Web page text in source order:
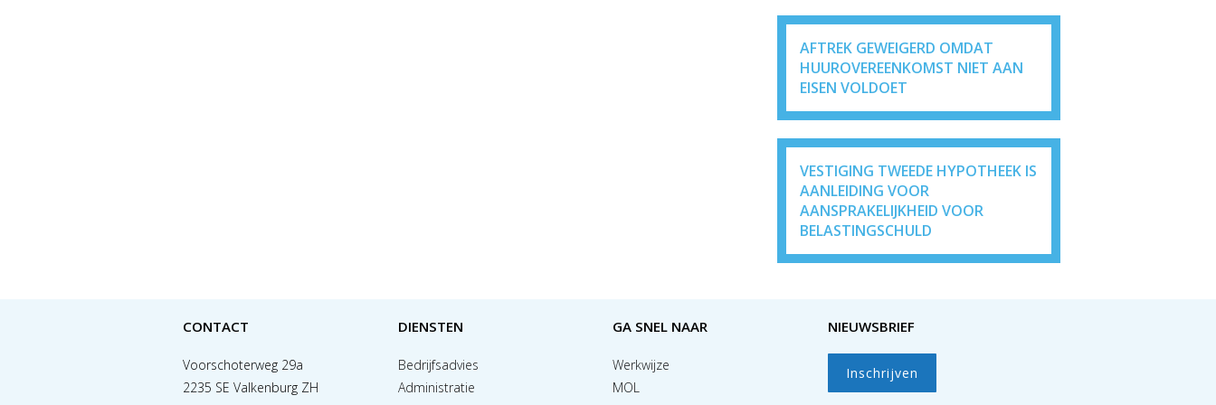
AFTREK GEWEIGERD OMDAT
HUUROVEREENKOMST NIET AAN
EISEN VOLDOET
VESTIGING TWEEDE HYPOTHEEK IS
AANLEIDING VOOR
AANSPRAKELIJKHEID VOOR
BELASTINGSCHULD
CONTACT
Voorschoterweg 29a
2235 SE Valkenburg ZH
DIENSTEN
Bedrijfsadvies
Administratie
GA SNEL NAAR
Werkwijze
MOL
NIEUWSBRIEF
Inschrijven